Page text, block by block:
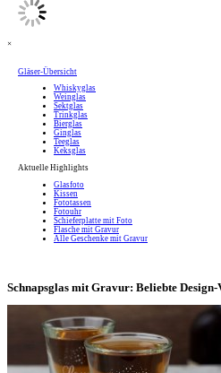
×
Gläser-Übersicht
Whiskyglas
Weinglas
Sektglas
Trinkglas
Bierglas
Ginglas
Teeglas
Keksglas
Aktuelle Highlights
Glasfoto
Kissen
Fototassen
Fotouhr
Schieferplatte mit Foto
Flasche mit Gravur
Alle Geschenke mit Gravur
Schnapsglas mit Gravur: Beliebte